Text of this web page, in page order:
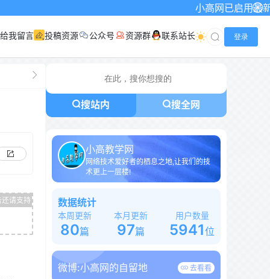
小高网已启用最新域名为：
给我留言 投稿资源 公众号 资源群 联系站长 登录
搜站内 搜全网
小高教学网
网络技术爱好者的栖息之地,让我们的技
术更上一层楼!
数据统计
本周更新
80篇
本月更新
97篇
用户数量
5941位
微博:小高网的自留地 去看看